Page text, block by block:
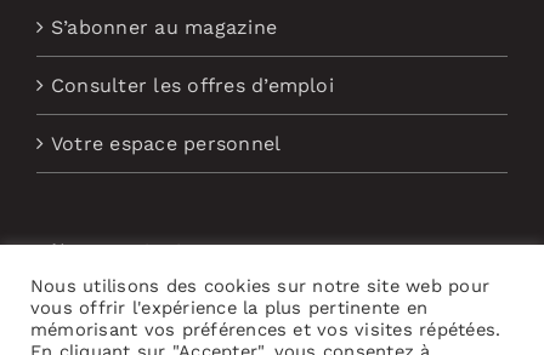
S’abonner au magazine
Consulter les offres d’emploi
Votre espace personnel
Nous contacter
Abonnement aux Newsletters
Nous utilisons des cookies sur notre site web pour
vous offrir l'expérience la plus pertinente en
mémorisant vos préférences et vos visites répétées.